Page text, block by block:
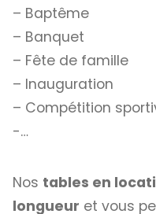
– Baptême
– Banquet
– Fête de famille
– Inauguration
– Compétition
-…
Nos tables en
longueur et vous